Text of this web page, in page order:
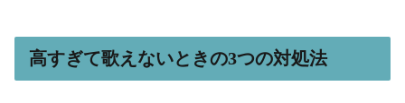
高すぎて歌えないときの3つの対処法